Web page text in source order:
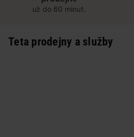
už do 60 minut.
Teta prodejny a služby